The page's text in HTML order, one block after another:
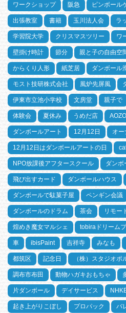
ワークショップ 阪急 ピンボール
出張教室 書籍 玉川法人会 ラ
学習院大学 クリスマスツリー ワ
壁掛け時計 節分 親と子の自由空
からくり人形 紙芝居 ダンボール
モスト技研株式会社 風炉先屏風
伊東市立池小学校 文房堂 親子で
体験会 夏休み うめだ店
ダンボールアート 12月12日 オー
12月12日はダンボールアートの日
NPO放課後アフタースクール ダンボ
飛び出すカード ダンボールハウス
ダンボールで駄菓子屋 ペンギン会議
ダンボールのドラム 茶会 リモー
煌めき魔女マルシェ tobiraドリーム
車 ibisPaint 吉祥寺 みなも
都筑区 記念日 （株）スタジオポ
調布市布田 動物ハガキおもちゃ
片ダンボール デイサービス
起き上がりこぼし プロパック バ